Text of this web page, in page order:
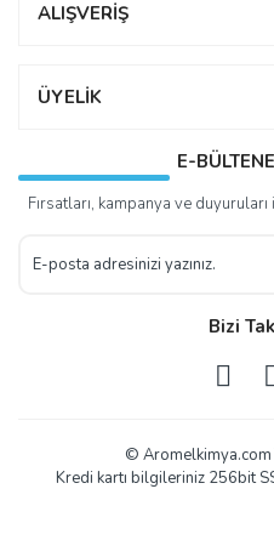
ALIŞVERİŞ
ÜYELİK
E-
Fırsatları, kampanya ve
Bizi
© Aromelkimya.com
Kredi kartı bilgileriniz 256bit